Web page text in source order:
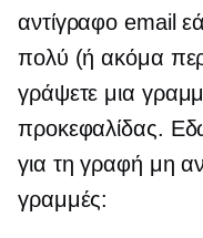
αντίγραφο email
πολύ (ή ακόμα
γράψετε μια
προκεφαλίδας. Εδώ
για τη γραφή μη
γραμμές: